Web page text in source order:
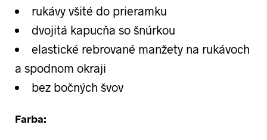
rukávy všité do prieramku
dvojitá kapucňa so šnúrkou
elastické rebrované manžety na rukávoch
a spodnom okraji
bez bočných švov
Farba: